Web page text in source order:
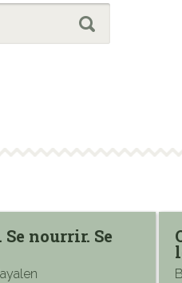
nourrir. Se